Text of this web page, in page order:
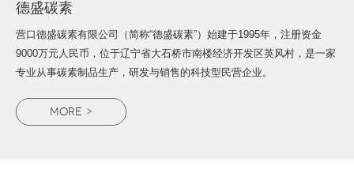
德盛碳素
营口德盛碳素有限公司（简称“德盛碳素”）始建于1995年，注册资金
9000万元人民币，位于辽宁省大石桥市南楼经济开发区英风村，是一家
专业从事碳素制品生产，研发与销售的科技型民营企业。
MORE >